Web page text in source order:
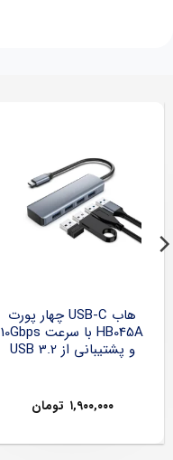
هاب USB-C چهار پورت
HB045A با سرعت 10Gbps
و پشتیبانی از USB 3.2
۱,۹۰۰,۰۰۰ تومان